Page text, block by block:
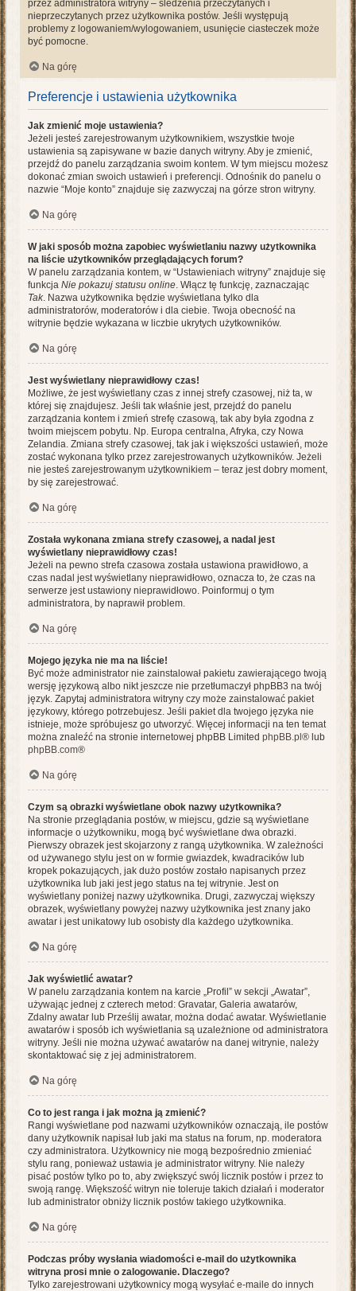
przez administratora witryny – śledzenia przeczytanych i
nieprzeczytanych przez użytkownika postów. Jeśli występują
problemy z logowaniem/wylogowaniem, usunięcie ciasteczek może
być pomocne.
Na górę
Preferencje i ustawienia użytkownika
Jak zmienić moje ustawienia?
Jeżeli jesteś zarejestrowanym użytkownikiem, wszystkie twoje
ustawienia są zapisywane w bazie danych witryny. Aby je zmienić,
przejdź do panelu zarządzania swoim kontem. W tym miejscu możesz
dokonać zmian swoich ustawień i preferencji. Odnośnik do panelu o
nazwie “Moje konto” znajduje się zazwyczaj na górze stron witryny.
Na górę
W jaki sposób można zapobiec wyświetlaniu nazwy użytkownika
na liście użytkowników przeglądających forum?
W panelu zarządzania kontem, w “Ustawieniach witryny” znajduje się
funkcja Nie pokazuj statusu online. Włącz tę funkcję, zaznaczając
Tak. Nazwa użytkownika będzie wyświetlana tylko dla
administratorów, moderatorów i dla ciebie. Twoja obecność na
witrynie będzie wykazana w liczbie ukrytych użytkowników.
Na górę
Jest wyświetlany nieprawidłowy czas!
Możliwe, że jest wyświetlany czas z innej strefy czasowej, niż ta, w
której się znajdujesz. Jeśli tak właśnie jest, przejdź do panelu
zarządzania kontem i zmień strefę czasową, tak aby była zgodna z
twoim miejscem pobytu. Np. Europa centralna, Afryka, czy Nowa
Zelandia. Zmiana strefy czasowej, tak jak i większości ustawień, może
zostać wykonana tylko przez zarejestrowanych użytkowników. Jeżeli
nie jesteś zarejestrowanym użytkownikiem – teraz jest dobry moment,
by się zarejestrować.
Na górę
Została wykonana zmiana strefy czasowej, a nadal jest
wyświetlany nieprawidłowy czas!
Jeżeli na pewno strefa czasowa została ustawiona prawidłowo, a
czas nadal jest wyświetlany nieprawidłowo, oznacza to, że czas na
serwerze jest ustawiony nieprawidłowo. Poinformuj o tym
administratora, by naprawił problem.
Na górę
Mojego języka nie ma na liście!
Być może administrator nie zainstalował pakietu zawierającego twoją
wersję językową albo nikt jeszcze nie przetłumaczył phpBB3 na twój
język. Zapytaj administratora witryny czy może zainstalować pakiet
językowy, którego potrzebujesz. Jeśli pakiet dla twojego języka nie
istnieje, może spróbujesz go utworzyć. Więcej informacji na ten temat
można znaleźć na stronie internetowej phpBB Limited phpBB.pl ® lub
phpBB.com®
Na górę
Czym są obrazki wyświetlane obok nazwy użytkownika?
Na stronie przeglądania postów, w miejscu, gdzie są wyświetlane
informacje o użytkowniku, mogą być wyświetlane dwa obrazki.
Pierwszy obrazek jest skojarzony z rangą użytkownika. W zależności
od używanego stylu jest on w formie gwiazdek, kwadracików lub
kropek pokazujących, jak dużo postów zostało napisanych przez
użytkownika lub jaki jest jego status na tej witrynie. Jest on
wyświetlany poniżej nazwy użytkownika. Drugi, zazwyczaj większy
obrazek, wyświetlany powyżej nazwy użytkownika jest znany jako
awatar i jest unikatowy lub osobisty dla każdego użytkownika.
Na górę
Jak wyświetlić awatar?
W panelu zarządzania kontem na karcie „Profil” w sekcji „Awatar”,
używając jednej z czterech metod: Gravatar, Galeria awatarów,
Zdalny awatar lub Prześlij awatar, można dodać awatar. Wyświetlanie
awatarów i sposób ich wyświetlania są uzależnione od administratora
witryny. Jeśli nie można używać awatarów na danej witrynie, należy
skontaktować się z jej administratorem.
Na górę
Co to jest ranga i jak można ją zmienić?
Rangi wyświetlane pod nazwami użytkowników oznaczają, ile postów
dany użytkownik napisał lub jaki ma status na forum, np. moderatora
czy administratora. Użytkownicy nie mogą bezpośrednio zmieniać
stylu rang, ponieważ ustawia je administrator witryny. Nie należy
pisać postów tylko po to, aby zwiększyć swój licznik postów i przez to
swoją rangę. Większość witryn nie toleruje takich działań i moderator
lub administrator obniży licznik postów takiego użytkownika.
Na górę
Podczas próby wysłania wiadomości e-mail do użytkownika
witryna prosi mnie o zalogowanie. Dlaczego?
Tylko zarejestrowani użytkownicy mogą wysyłać e-maile do innych